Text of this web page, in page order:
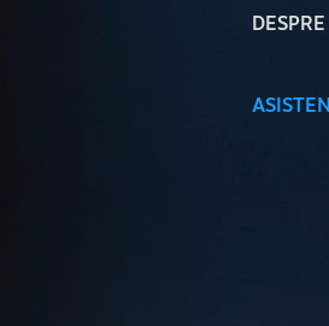
DESPRE